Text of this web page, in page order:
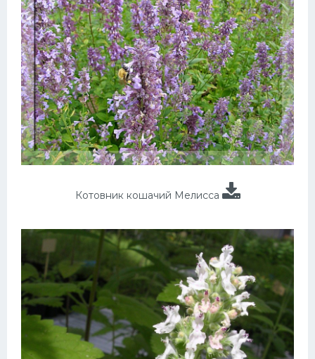
Котовник кошачий Мелисса